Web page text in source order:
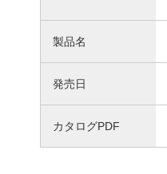
製品名
発売日
カタログPDF